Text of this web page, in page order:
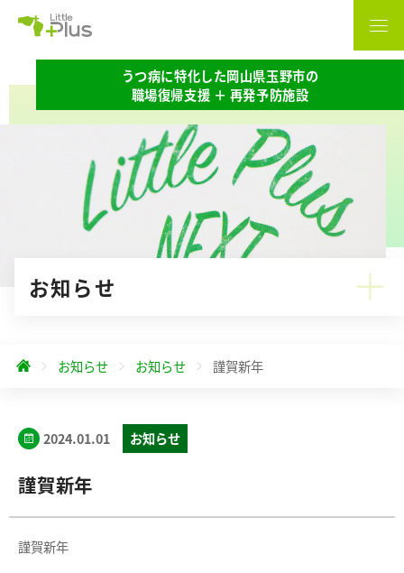
うつ病に特化した岡山県玉野市の
職場復帰支援 ＋ 再発予防施設
お知らせ
お知らせ お知らせ 謹賀新年
2024.01.01 お知らせ
謹賀新年
謹賀新年